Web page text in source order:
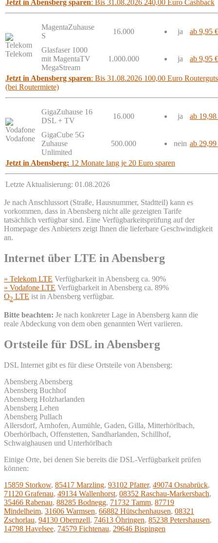
Jetzt in Abensberg sparen: Bis 31.08.2026 240,00 Euro Cashback
Telekom
MagentaZuhause
S
16.000 ja ab 9,95 €
Glasfaser 1000
mit MagentaTV
MegaStream
1.000.000 ja ab 9,95 €
Jetzt in Abensberg sparen: Bis 31.08.2026 100,00 Euro
(bei Routermiete)
Vodafone
GigaZuhause 16
DSL + TV
16.000 ja ab 19,98
GigaCube 5G
Zuhause
Unlimited
500.000 nein ab 29,99
Jetzt in Abensberg: 12 Monate lang je 20 Euro sparen
Letzte Aktualisierung: 01.08.2026
Je nach Anschlussort (Straße, Hausnummer, Stadtteil) kann es
vorkommen, dass in Abensberg nicht alle gezeigten Tarife
tatsächlich verfügbar sind. Eine Verfügbarkeitsprüfung auf der
Homepage des Anbieters zeigt Ihnen die lieferbare Geschwindigkeit
an.
Internet über LTE in Abensberg
» Telekom LTE Verfügbarkeit in Abensberg ca. 90%
» Vodafone LTE Verfügbarkeit in Abensberg ca. 89%
O2 LTE ist in Abensberg verfügbar.
Bitte beachten: Je nach konkreter Lage in Abensberg kann die
reale Abdeckung von dem oben genannten Wert variieren.
Ortsteile für DSL in Abensberg
DSL Internet gibt es für diese Ortsteile von Abensberg:
Abensberg Abensberg
Abensberg Buchhof
Abensberg Holzharlanden
Abensberg Lehen
Abensberg Pullach
Allersdorf, Arnhofen, Aumühle, Gaden, Gilla, Mitterhörlbach,
Oberhörlbach, Offenstetten, Sandharlanden, Schillhof,
Schwaighausen und Unterhörlbach
Einige Orte, bei denen Sie bereits die DSL-Verfügbarkeit prüfen
können:
15859 Storkow, 85417 Marzling, 93102 Pfatter, 49074 Osnabrück,
71120 Grafenau, 49134 Wallenhorst, 08352 Raschau-Markersbach,
35466 Rabenau, 88285 Bodnegg, 71732 Tamm, 87719
Mindelheim, 31606 Warmsen, 66882 Hütschenhausen, 08321
Zschorlau, 94130 Obernzell, 74613 Öhringen, 85238 Petershausen,
14798 Havelsee, 74579 Fichtenau, 29646 Bispingen